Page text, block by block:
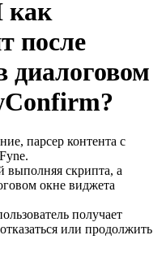
как
после
диалоговом
парсер контента с
выполняя скрипта, а
окне виджета
получает
или продолжить